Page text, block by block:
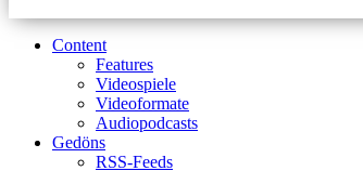
Content
Features
Videospiele
Videoformate
Audiopodcasts
Gedöns
RSS-Feeds